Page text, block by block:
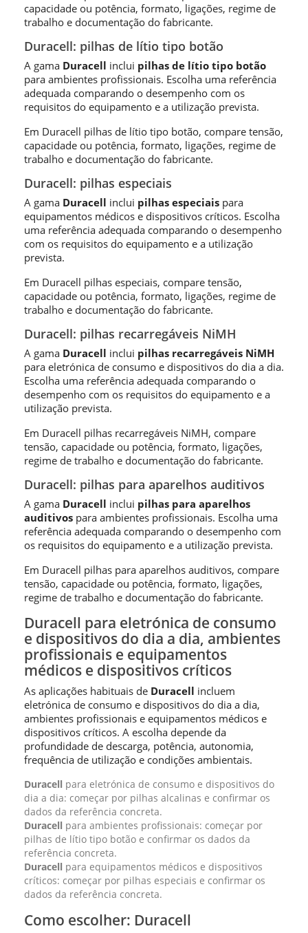
capacidade ou potência, formato, ligações, regime de
trabalho e documentação do fabricante.
Duracell: pilhas de lítio tipo botão
A gama Duracell inclui pilhas de lítio tipo botão
para ambientes profissionais. Escolha uma referência
adequada comparando o desempenho com os
requisitos do equipamento e a utilização prevista.
Em Duracell pilhas de lítio tipo botão, compare tensão,
capacidade ou potência, formato, ligações, regime de
trabalho e documentação do fabricante.
Duracell: pilhas especiais
A gama Duracell inclui pilhas especiais para
equipamentos médicos e dispositivos críticos. Escolha
uma referência adequada comparando o desempenho
com os requisitos do equipamento e a utilização
prevista.
Em Duracell pilhas especiais, compare tensão,
capacidade ou potência, formato, ligações, regime de
trabalho e documentação do fabricante.
Duracell: pilhas recarregáveis NiMH
A gama Duracell inclui pilhas recarregáveis NiMH
para eletrónica de consumo e dispositivos do dia a dia.
Escolha uma referência adequada comparando o
desempenho com os requisitos do equipamento e a
utilização prevista.
Em Duracell pilhas recarregáveis NiMH, compare
tensão, capacidade ou potência, formato, ligações,
regime de trabalho e documentação do fabricante.
Duracell: pilhas para aparelhos auditivos
A gama Duracell inclui pilhas para aparelhos
auditivos para ambientes profissionais. Escolha uma
referência adequada comparando o desempenho com
os requisitos do equipamento e a utilização prevista.
Em Duracell pilhas para aparelhos auditivos, compare
tensão, capacidade ou potência, formato, ligações,
regime de trabalho e documentação do fabricante.
Duracell para eletrónica de consumo
e dispositivos do dia a dia, ambientes
profissionais e equipamentos
médicos e dispositivos críticos
As aplicações habituais de Duracell incluem
eletrónica de consumo e dispositivos do dia a dia,
ambientes profissionais e equipamentos médicos e
dispositivos críticos. A escolha depende da
profundidade de descarga, potência, autonomia,
frequência de utilização e condições ambientais.
Duracell para eletrónica de consumo e dispositivos do
dia a dia: começar por pilhas alcalinas e confirmar os
dados da referência concreta.
Duracell para ambientes profissionais: começar por
pilhas de lítio tipo botão e confirmar os dados da
referência concreta.
Duracell para equipamentos médicos e dispositivos
críticos: começar por pilhas especiais e confirmar os
dados da referência concreta.
Como escolher: Duracell